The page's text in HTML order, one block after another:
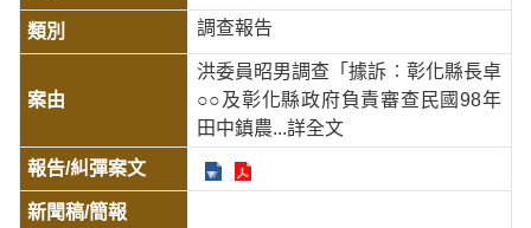
調查報告
洪委員昭男調查「據訴︰彰化縣長卓
○○及彰化縣政府負責審查民國98年
田中鎮農...詳全文